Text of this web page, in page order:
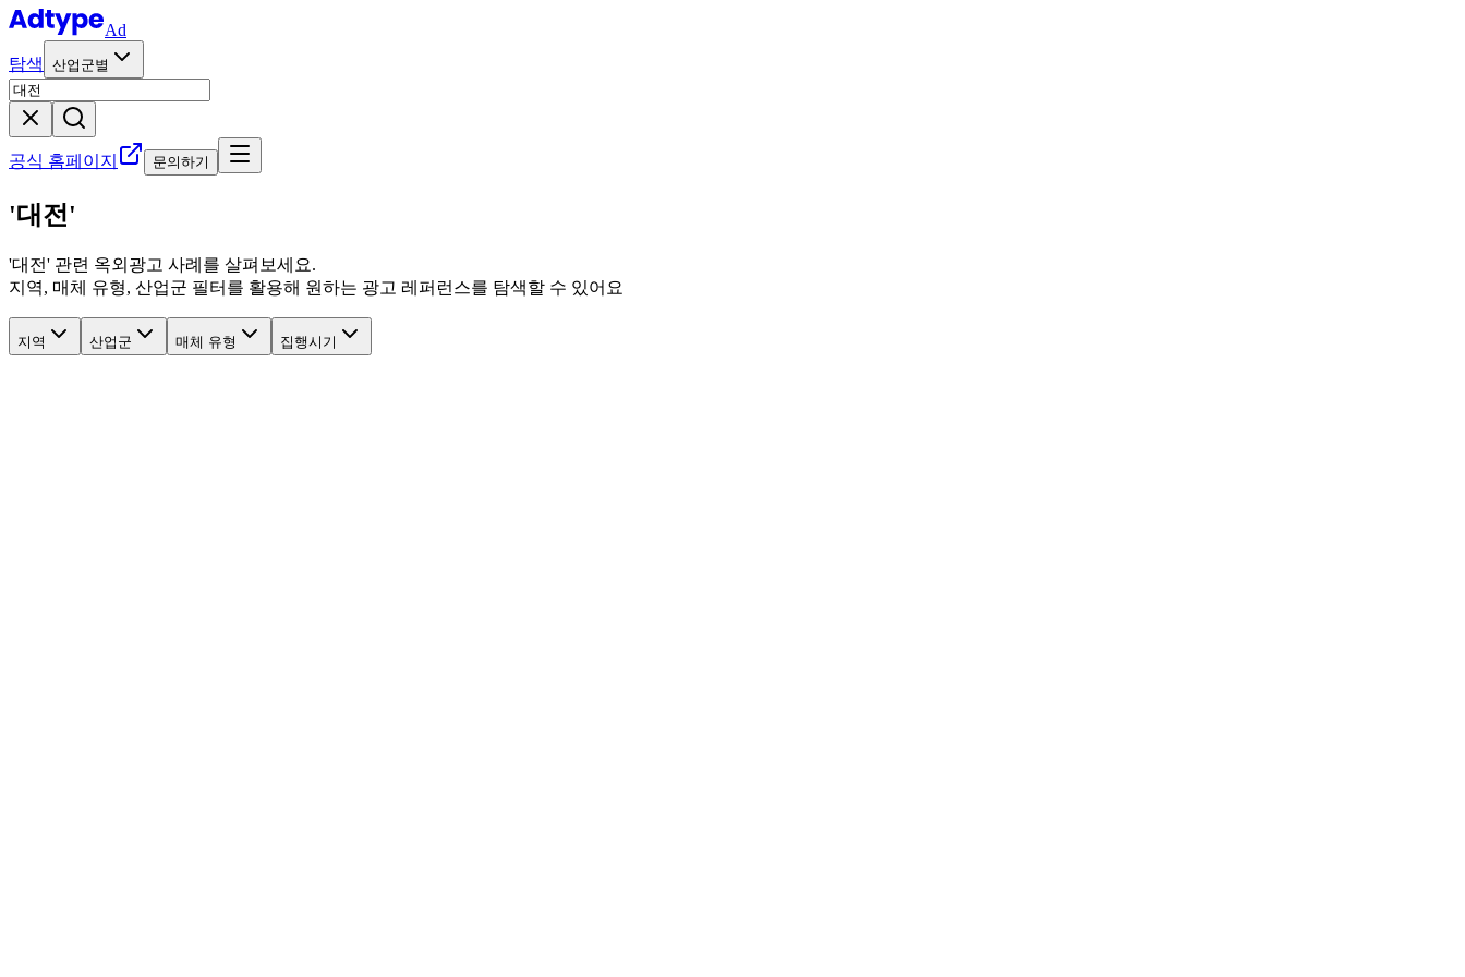
Ad
탐색
산업군별
공식 홈페이지 문의하기
'대전'
'대전' 관련 옥외광고 사례를 살펴보세요.
지역, 매체 유형, 산업군 필터를 활용해 원하는 광고 레퍼런스를 탐색할 수 있어요
지역 산업군 매체 유형 집행시기